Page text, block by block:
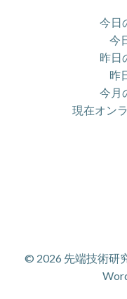
今日
今
昨日
昨
今月
現在オン
© 2026 先端技術研